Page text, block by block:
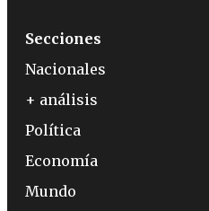
Secciones
Nacionales
+ análisis
Política
Economía
Mundo